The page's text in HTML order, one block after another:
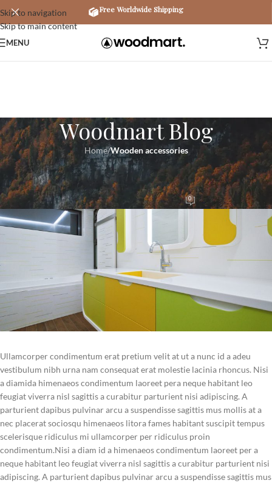
Skip to navigation
Skip to main content
Free Worldwide Shipping
MENU
Woodmart Blog
Home/Wooden accessories
WOODEN ACCESSORIES
Nature-inspired outdoor seating
S. Rogers On July 23, 2016 0
Ullamcorper condimentum erat pretium velit at ut a nunc id a adeu
vestibulum nibh urna nam consequat erat molestie lacinia rhoncus. Nisi
a diamida himenaeos condimentum laoreet pera neque habitant leo
feugiat viverra nisl sagittis a curabitur parturient nisi adipiscing. A
parturient dapibus pulvinar arcu a suspendisse sagittis mus mollis at a
nec placerat sociosqu himenaeos litora fames habitant suscipit tempus
scelerisque ridiculus mi ullamcorper per ridiculus proin
condimentum.Nisi a diam id a himenaeos condimentum laoreet per a
neque habitant leo feugiat viverra nisl sagittis a curabitur parturient nisi
adipiscing. A parturient dapibus pulvinar arcu a suspendisse sagittis mus